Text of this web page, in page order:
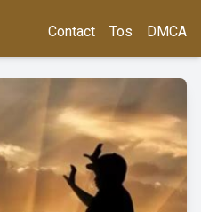
Contact Tos DMCA